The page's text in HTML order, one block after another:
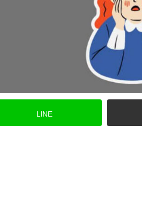
LINE